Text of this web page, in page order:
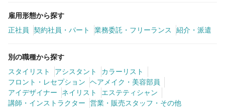
雇用形態から探す
正社員
契約社員・パート 業務委託・フリーランス 紹介・派遣
別の職種から探す
スタイリスト
アシスタント
カラーリスト
フロント・レセプション
ヘアメイク・美容部員
アイデザイナー
ネイリスト
エステティシャン
講師・インストラクター
営業・販売スタッフ・その他